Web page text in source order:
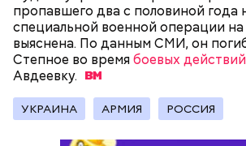
пропавшего два с половиной года
специальной военной операции на
выяснена. По данным СМИ, он
Степное во времябоевых действий
Авдеевку.
УКРАИНА АРМИЯ РОССИЯ
В Международный день холостяка
без пары видятся со своими
вечеринки, играют в видеоигры и
наслаждаясь свободой и
это возможно, ведь может быть и
они уже не будут холостяками.
Ингредиенты: